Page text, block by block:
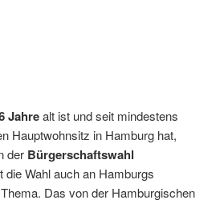
Jahrealt ist und seit mindestens
Hauptwohnsitz in Hamburg hat,
der Bürgerschaftswahl
die Wahl auch an Hamburgs
Das von der Hamburgischen